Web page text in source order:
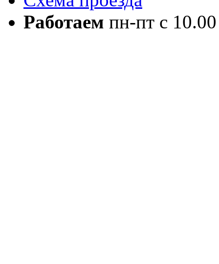
Работаем пн-пт с